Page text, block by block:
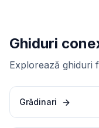
Ghiduri
Explorează ghiduri
Grădinari